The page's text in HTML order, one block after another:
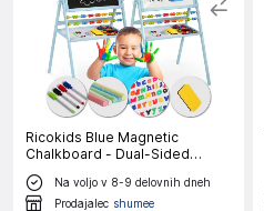
Ricokids Blue Magnetic
Chalkboard - Dual-Sided
Rotating Educational Board for
Kids
Na voljo v 8-9 delovnih dneh
Prodajalec shumee